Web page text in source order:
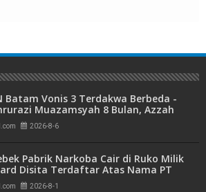
Batam Vonis 3 Terdakwa Berbeda -
Muazamsyah 8 Bulan, Azzah
Risma Divonis 2 Tahun 6 Bulan
2026-8-6
Pabrik Narkoba Cair di Ruko Milik
Disita Terdaftar Atas Nama PT
Properti
2026-8-1